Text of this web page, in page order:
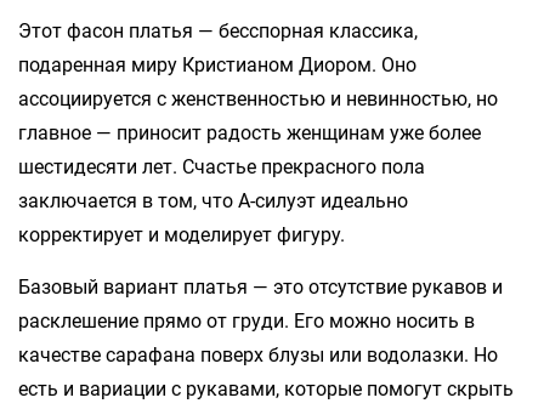
Этот фасон платья — бесспорная классика,
подаренная миру Кристианом Диором. Оно
ассоциируется с женственностью и невинностью, но
главное — приносит радость женщинам уже более
шестидесяти лет. Счастье прекрасного пола
заключается в том, что А-силуэт идеально
корректирует и моделирует фигуру.
Базовый вариант платья — это отсутствие рукавов и
расклешение прямо от груди. Его можно носить в
качестве сарафана поверх блузы или водолазки. Но
есть и вариации с рукавами, которые помогут скрыть